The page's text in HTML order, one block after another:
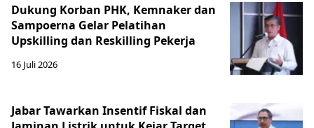
Dukung Korban PHK, Kemnaker dan
Sampoerna Gelar Pelatihan
Upskilling dan Reskilling Pekerja
16 Juli 2026
Jabar Tawarkan Insentif Fiskal dan